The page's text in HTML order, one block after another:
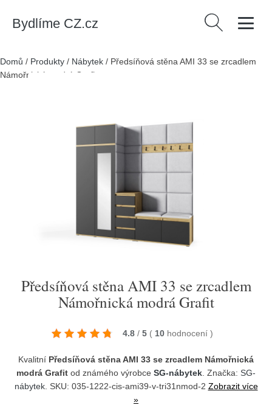
Bydlíme CZ.cz Vyhledávání
Domů / Produkty / Nábytek / Předsíňová stěna AMI 33 se zrcadlem
Námořnická modrá Grafit
Předsíňová stěna AMI 33 se zrcadlem
Námořnická modrá Grafit
4.8 / 5 ( 10 hodnocení )
Kvalitní Předsíňová stěna AMI 33 se zrcadlem Námořnická
modrá Grafit od známého výrobce SG-nábytek . Značka: SG-
nábytek. SKU: 035-1222-cis-ami39-v-tri31nmod-2 Zobrazit více
»